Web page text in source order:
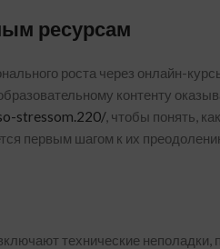
ресурсам
роста через онлайн-
контенту
stressom.220/, чтобы понять, как
первым шагом к их
технические неполадки,